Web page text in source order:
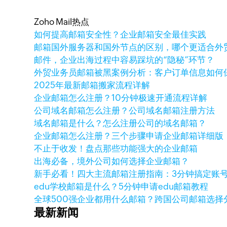
Zoho Mail热点
如何提高邮箱安全性？企业邮箱安全最佳实践
邮箱国外服务器和国外节点的区别，哪个更适合外
邮件，企业出海过程中容易踩坑的“隐秘”环节？
外贸业务员邮箱被黑案例分析：客户订单信息如何
2025年最新邮箱搬家流程详解
企业邮箱怎么注册？10分钟极速开通流程详解
公司域名邮箱怎么注册？公司域名邮箱注册方法
域名邮箱是什么？怎么注册公司的域名邮箱？
企业邮箱怎么注册？三个步骤申请企业邮箱详细版
不止于收发！盘点那些功能强大的企业邮箱
出海必备，境外公司如何选择企业邮箱？
新手必看！四大主流邮箱注册指南：3分钟搞定账
edu学校邮箱是什么？5分钟申请edu邮箱教程
全球500强企业都用什么邮箱？跨国公司邮箱选择
最新新闻